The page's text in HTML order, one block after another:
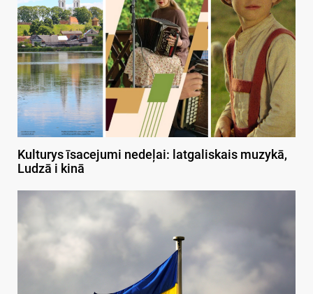
Kulturys īsacejumi nedeļai: latgaliskais muzykā,
Ludzā i kinā